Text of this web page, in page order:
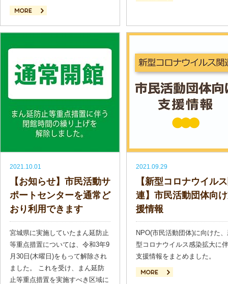
2021.10.01
【お知らせ】市民活動サ
ポートセンターを通常ど
おり利用できます
宮城県に実施していたまん延防止
等重点措置については、令和3年9
月30日(木曜日)をもって解除され
ました。 これを受け、まん延防
止等重点措置を実施すべき区域に
2021.09.29
【新型コロナウイル
連】市民活動団体向
援情報
NPO(市民活動団体)に向けた
型コロナウイルス感染拡大に
支援情報をまとめました。